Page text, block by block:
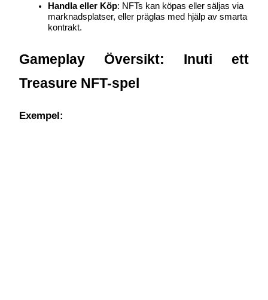
Power Piggy
Handla eller Köp: NFTs kan köpas eller säljas via
marknadsplatser, eller präglas med hjälp av smarta
kontrakt.
Gameplay Översikt: Inuti ett
Treasure NFT-spel
Exempel: